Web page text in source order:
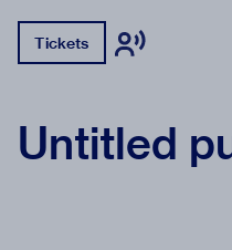
Tickets
Untitled